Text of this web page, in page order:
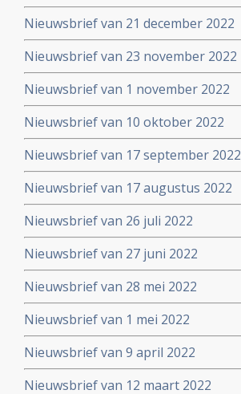
Nieuwsbrief van 21 december 2022
Nieuwsbrief van 23 november 2022
Nieuwsbrief van 1 november 2022
Nieuwsbrief van 10 oktober 2022
Nieuwsbrief van 17 september 2022
Nieuwsbrief van 17 augustus 2022
Nieuwsbrief van 26 juli 2022
Nieuwsbrief van 27 juni 2022
Nieuwsbrief van 28 mei 2022
Nieuwsbrief van 1 mei 2022
Nieuwsbrief van 9 april 2022
Nieuwsbrief van 12 maart 2022